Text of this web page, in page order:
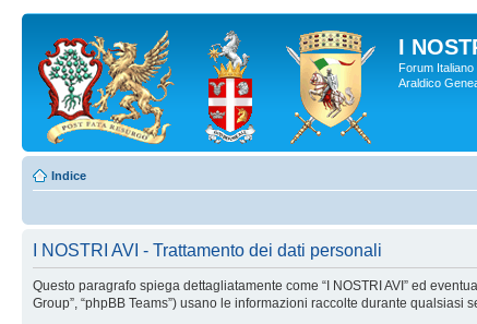
I
Forum Italiano
Araldico
Indice
I NOSTRI AVI - Trattamento dei dati personali
Questo paragrafo spiega dettagliatamente come “I NOSTRI AVI” ed
Group”, “phpBB Teams”) usano le informazioni raccolte durante qualsiasi